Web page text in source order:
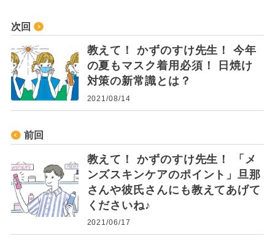
次回
教えて！ かずのすけ先生！ 今年
の夏もマスク着用必須！ 日焼け
対策の新常識とは？
2021/08/14
前回
教えて！ かずのすけ先生！ 「メ
ンズスキンケアのポイント」旦那
さんや彼氏さんにも教えてあげて
くださいね♪
2021/06/17